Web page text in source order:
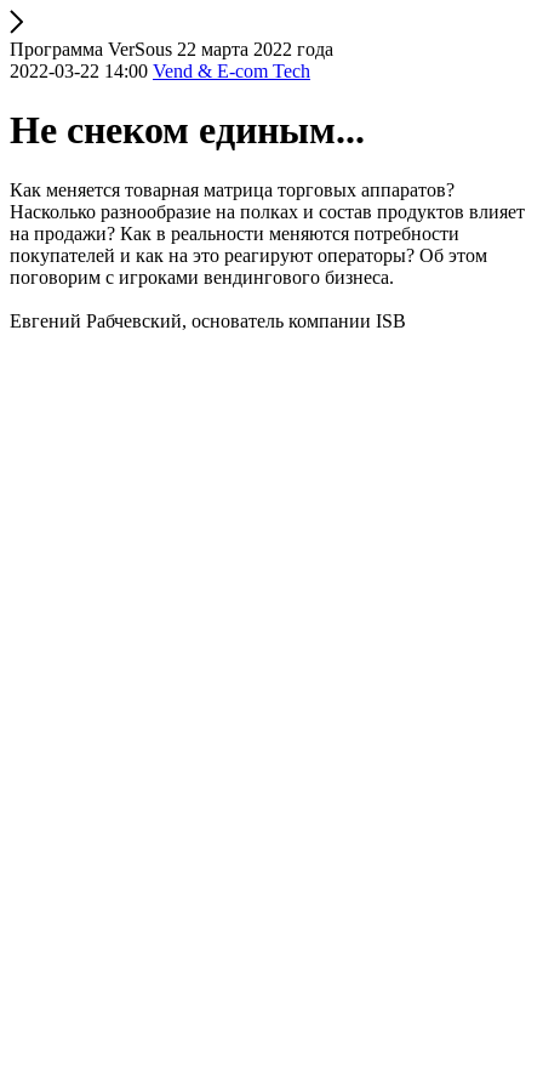
Программа VerSous 22 марта 2022 года
2022-03-22 14:00 Vend & E-com Tech
Не снеком единым...
Как меняется товарная матрица торговых аппаратов?
Насколько разнообразие на полках и состав продуктов влияет
на продажи? Как в реальности меняются потребности
покупателей и как на это реагируют операторы? Об этом
поговорим с игроками вендингового бизнеса.
Евгений Рабчевский, основатель компании ISB